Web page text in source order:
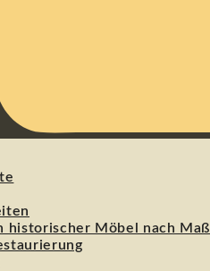
historischer Möbel nach Maß